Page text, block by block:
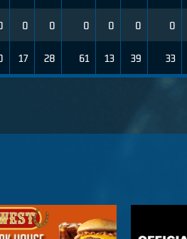
0 0 0 0 0 0
17 28 61 13 39 33